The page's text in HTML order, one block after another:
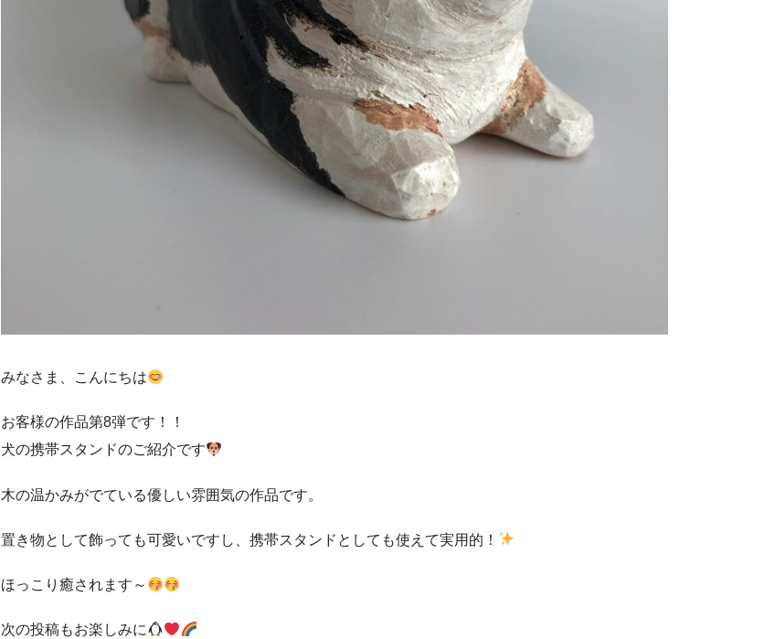
みなさま、こんにちは
お客様の作品第8弾です！！
犬の携帯スタンドのご紹介です
木の温かみがでている優しい雰囲気の作品です。
置き物として飾っても可愛いですし、携帯スタンドとしても使えて実用的！
ほっこり癒されます～
次の投稿もお楽しみに